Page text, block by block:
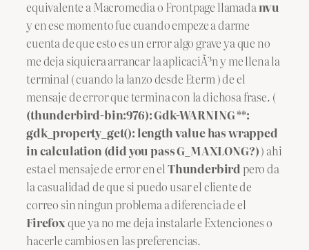
equivalente a Macromedia o Frontpage llamadanvu
y en ese momento fue cuando empeze a darme
cuenta de que esto es un error algo grave ya que no
me deja siquiera arrancar la aplicaciÃ³n y me llena la
terminal ( cuando la lanzo desde Eterm ) de el
mensaje de error que termina con la dichosa frase. (
(thunderbird-bin:976): Gdk-WARNING **:
gdk_property_get(): length value has wrapped
in calculation (did you pass G_MAXLONG?)) ahi
esta el mensaje de error en elThunderbird pero da
la casualidad de que si puedo usar el cliente de
correo sin ningun problema a diferencia de el
Firefoxque ya no me deja instalarle Extenciones o
hacerle cambios en las preferencias.